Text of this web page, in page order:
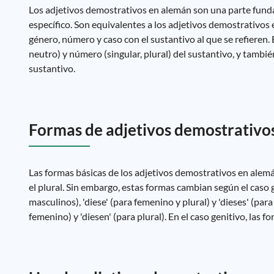
Los adjetivos demostrativos en alemán son una parte
específico. Son equivalentes a los adjetivos
género, número y caso con el sustantivo al que se
neutro) y número (singular, plural) del sustantivo, y
sustantivo.
Formas de adjetivos
Las formas básicas de los adjetivos demostrativos en
el plural. Sin embargo, estas formas cambian según el
masculinos), 'diese' (para femenino y plural) y 'dieses'
femenino) y 'diesen' (para plural). En el caso genitivo, las